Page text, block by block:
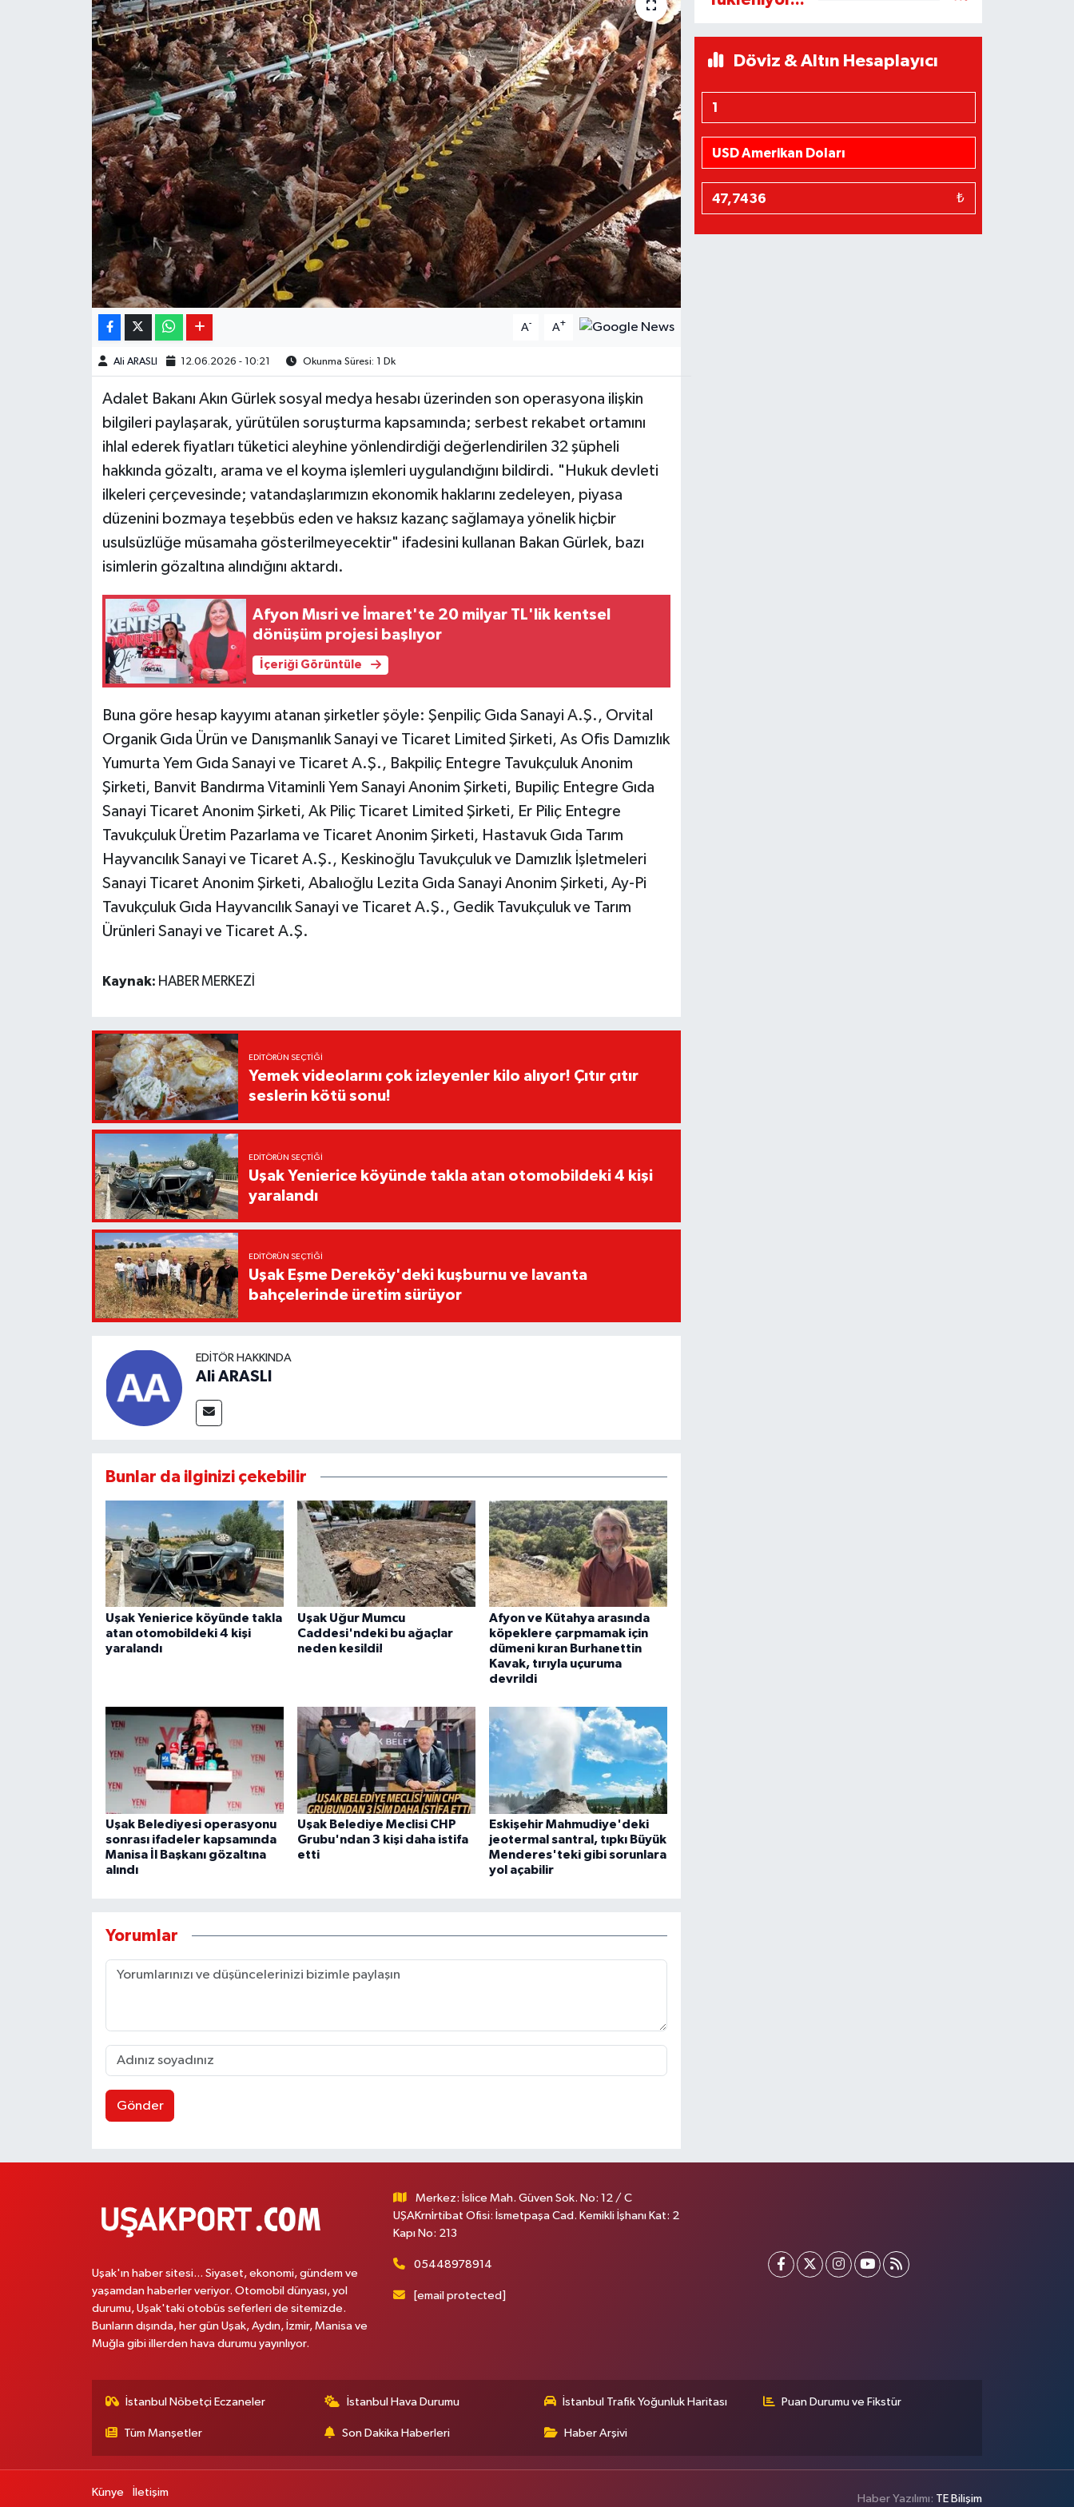
A- A+
Ali ARASLI 12.06.2026 - 10:21 Okunma Süresi: 1 Dk
Adalet Bakanı Akın Gürlek sosyal medya hesabı üzerinden son operasyona ilişkin
bilgileri paylaşarak, yürütülen soruşturma kapsamında; serbest rekabet ortamını
ihlal ederek fiyatları tüketici aleyhine yönlendirdiği değerlendirilen 32 şüpheli
hakkında gözaltı, arama ve el koyma işlemleri uygulandığını bildirdi. "Hukuk devleti
ilkeleri çerçevesinde; vatandaşlarımızın ekonomik haklarını zedeleyen, piyasa
düzenini bozmaya teşebbüs eden ve haksız kazanç sağlamaya yönelik hiçbir
usulsüzlüğe müsamaha gösterilmeyecektir" ifadesini kullanan Bakan Gürlek, bazı
isimlerin gözaltına alındığını aktardı.
Afyon Mısri ve İmaret'te 20 milyar TL'lik kentsel
dönüşüm projesi başlıyor
İçeriği Görüntüle
Buna göre hesap kayyımı atanan şirketler şöyle: Şenpiliç Gıda Sanayi A.Ş., Orvital
Organik Gıda Ürün ve Danışmanlık Sanayi ve Ticaret Limited Şirketi, As Ofis Damızlık
Yumurta Yem Gıda Sanayi ve Ticaret A.Ş., Bakpiliç Entegre Tavukçuluk Anonim
Şirketi, Banvit Bandırma Vitaminli Yem Sanayi Anonim Şirketi, Bupiliç Entegre Gıda
Sanayi Ticaret Anonim Şirketi, Ak Piliç Ticaret Limited Şirketi, Er Piliç Entegre
Tavukçuluk Üretim Pazarlama ve Ticaret Anonim Şirketi, Hastavuk Gıda Tarım
Hayvancılık Sanayi ve Ticaret A.Ş., Keskinoğlu Tavukçuluk ve Damızlık İşletmeleri
Sanayi Ticaret Anonim Şirketi, Abalıoğlu Lezita Gıda Sanayi Anonim Şirketi, Ay-Pi
Tavukçuluk Gıda Hayvancılık Sanayi ve Ticaret A.Ş., Gedik Tavukçuluk ve Tarım
Ürünleri Sanayi ve Ticaret A.Ş.
Kaynak: HABER MERKEZİ
EDITÖRÜN SEÇTIĞI
Yemek videolarını çok izleyenler kilo alıyor! Çıtır çıtır
seslerin kötü sonu!
EDITÖRÜN SEÇTIĞI
Uşak Yenierice köyünde takla atan otomobildeki 4 kişi
yaralandı
EDITÖRÜN SEÇTIĞI
Uşak Eşme Dereköy'deki kuşburnu ve lavanta
bahçelerinde üretim sürüyor
EDITÖR HAKKINDA
Ali ARASLI
Bunlar da ilginizi çekebilir
Uşak Yenierice köyünde takla
atan otomobildeki 4 kişi
yaralandı
Uşak Uğur Mumcu
Caddesi'ndeki bu ağaçlar
neden kesildi!
Afyon ve Kütahya arasında
köpeklere çarpmamak için
dümeni kıran Burhanettin
Kavak, tırıyla uçuruma
devrildi
Uşak Belediyesi operasyonu
sonrası ifadeler kapsamında
Manisa İl Başkanı gözaltına
alındı
Uşak Belediye Meclisi CHP
Grubu'ndan 3 kişi daha istifa
etti
Eskişehir Mahmudiye'deki
jeotermal santral, tıpkı Büyük
Menderes'teki gibi sorunlara
yol açabilir
Yorumlar
Gönder
Döviz & Altın Hesaplayıcı
₺
Uşak'ın haber sitesi... Siyaset, ekonomi, gündem ve
yaşamdan haberler veriyor. Otomobil dünyası, yol
durumu, Uşak'taki otobüs seferleri de sitemizde.
Bunların dışında, her gün Uşak, Aydın, İzmir, Manisa ve
Muğla gibi illerden hava durumu yayınlıyor.
Merkez: İslice Mah. Güven Sok. No: 12 / C
UŞAKrnİrtibat Ofisi: İsmetpaşa Cad. Kemikli İşhanı Kat: 2
Kapı No: 213
05448978914
[email protected]
İstanbul Nöbetçi Eczaneler İstanbul Hava Durumu İstanbul Trafik Yoğunluk Haritası Puan Durumu ve Fikstür
Tüm Manşetler Son Dakika Haberleri Haber Arşivi
Künye İletişim
Haber Yazılımı: TE Bilişim